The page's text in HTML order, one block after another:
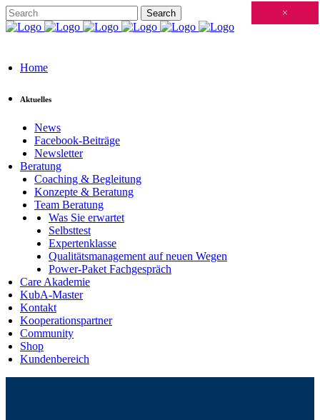
Home
Aktuelles
News
Facebook-Beiträge
Newsletter
Beratung
Coaching & Begleitung
Konzepte & Beratung
Team Beratung
Was Sie erwartet
Selbsttest
Expertenklasse
Qualitätsmanagement auf neuen Wegen
Power-Paket Fachgespräch
Care Akademie
KubA-Master
Kontakt
Kooperationspartner
Community
Shop
Kundenbereich
Schließen
×
×
×
×
×
×
×
×
×
×
×
×
×
×
×
×
×
×
×
×
×
×
×
×
×
×
×
×
×
×
×
×
×
×
×
×
×
×
×
×
×
×
×
×
×
×
×
×
×
×
×
×
×
×
×
×
×
×
×
×
×
×
×
×
×
×
×
×
×
×
×
×
×
×
×
×